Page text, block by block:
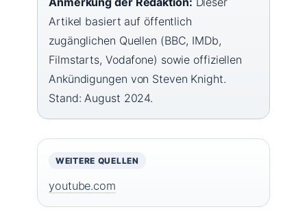
Artikel basiert auf öffentlich
zugänglichen Quellen (BBC, IMDb,
Filmstarts, Vodafone) sowie offiziellen
Ankündigungen von Steven Knight.
Stand: August 2024.
WEITERE QUELLEN
youtube.com